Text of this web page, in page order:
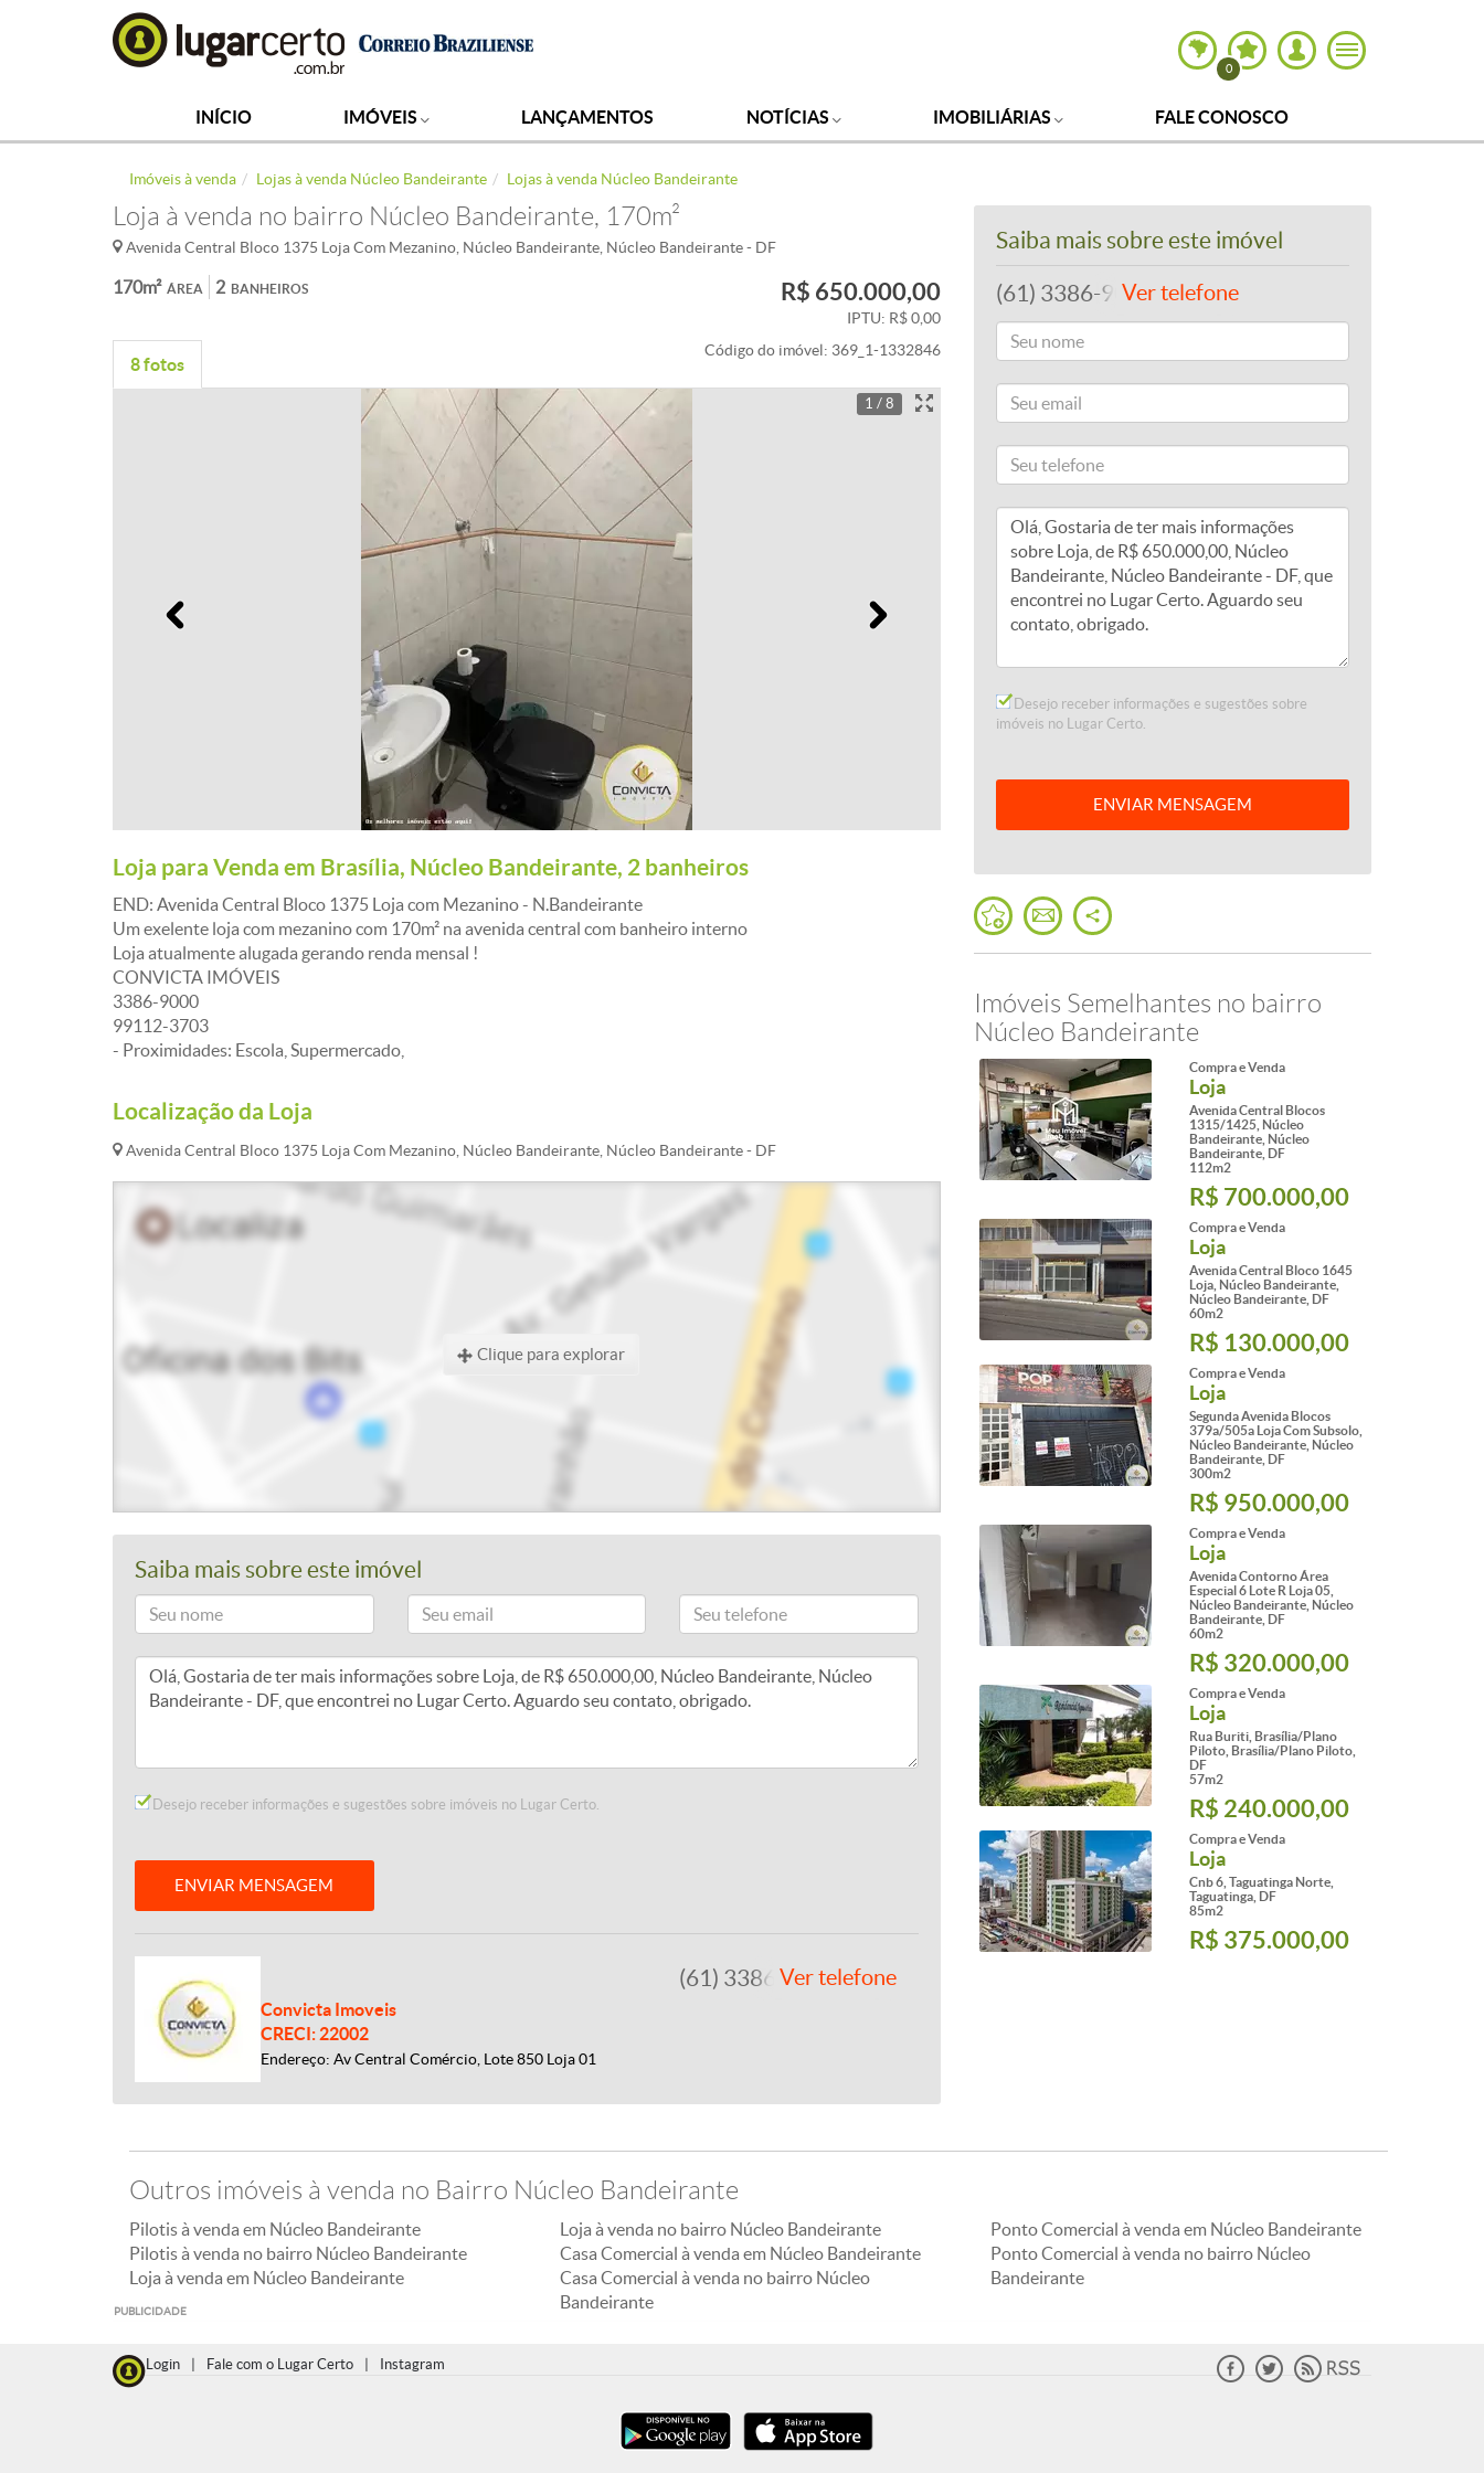
0
INÍCIO IMÓVEIS LANÇAMENTOS NOTÍCIAS IMOBILIÁRIAS FALE CONOSCO
Imóveis à venda Lojas à venda Núcleo Bandeirante Lojas à venda Núcleo Bandeirante
Loja à venda no bairro Núcleo Bandeirante, 170m²
Avenida Central Bloco 1375 Loja Com Mezanino, Núcleo Bandeirante, Núcleo Bandeirante - DF
ÁREA
170m² BANHEIROS
2 R$ 650.000,00
IPTU: R$ 0,00
8 fotos
Código do imóvel: 369_1-1332846
1 / 8
Loja para Venda em Brasília, Núcleo Bandeirante, 2 banheiros
END: Avenida Central Bloco 1375 Loja com Mezanino - N.Bandeirante
Um exelente loja com mezanino com 170m² na avenida central com banheiro interno
Loja atualmente alugada gerando renda mensal !
CONVICTA IMÓVEIS
3386-9000
99112-3703
- Proximidades: Escola, Supermercado,
Localização da Loja
Avenida Central Bloco 1375 Loja Com Mezanino, Núcleo Bandeirante, Núcleo Bandeirante - DF
Clique para explorar
Saiba mais sobre este imóvel
Desejo receber informações e sugestões sobre imóveis no Lugar Certo.
ENVIAR MENSAGEM
Convicta Imoveis
CRECI: 22002
Endereço: Av Central Comércio, Lote 850 Loja 01
(61) 3386-9000Ver telefone
Saiba mais sobre este imóvel
(61) 3386-9000Ver telefone
Desejo receber informações e sugestões sobre
imóveis no Lugar Certo.
ENVIAR MENSAGEM
Imóveis Semelhantes no bairro
Núcleo Bandeirante
Compra e Venda
Loja
Avenida Central Blocos
1315/1425, Núcleo
Bandeirante, Núcleo
Bandeirante, DF
112m2
R$ 700.000,00
Compra e Venda
Loja
Avenida Central Bloco 1645
Loja, Núcleo Bandeirante,
Núcleo Bandeirante, DF
60m2
R$ 130.000,00
Compra e Venda
Loja
Segunda Avenida Blocos
379a/505a Loja Com Subsolo,
Núcleo Bandeirante, Núcleo
Bandeirante, DF
300m2
R$ 950.000,00
Compra e Venda
Loja
Avenida Contorno Área
Especial 6 Lote R Loja 05,
Núcleo Bandeirante, Núcleo
Bandeirante, DF
60m2
R$ 320.000,00
Compra e Venda
Loja
Rua Buriti, Brasília/Plano
Piloto, Brasília/Plano Piloto,
DF
57m2
R$ 240.000,00
Compra e Venda
Loja
Cnb 6, Taguatinga Norte,
Taguatinga, DF
85m2
R$ 375.000,00
Outros imóveis à venda no Bairro Núcleo Bandeirante
Pilotis à venda em Núcleo Bandeirante
Pilotis à venda no bairro Núcleo Bandeirante
Loja à venda em Núcleo Bandeirante
Loja à venda no bairro Núcleo Bandeirante
Casa Comercial à venda em Núcleo Bandeirante
Casa Comercial à venda no bairro Núcleo
Bandeirante
Ponto Comercial à venda em Núcleo Bandeirante
Ponto Comercial à venda no bairro Núcleo
Bandeirante
PUBLICIDADE
Login Fale com o Lugar Certo Instagram